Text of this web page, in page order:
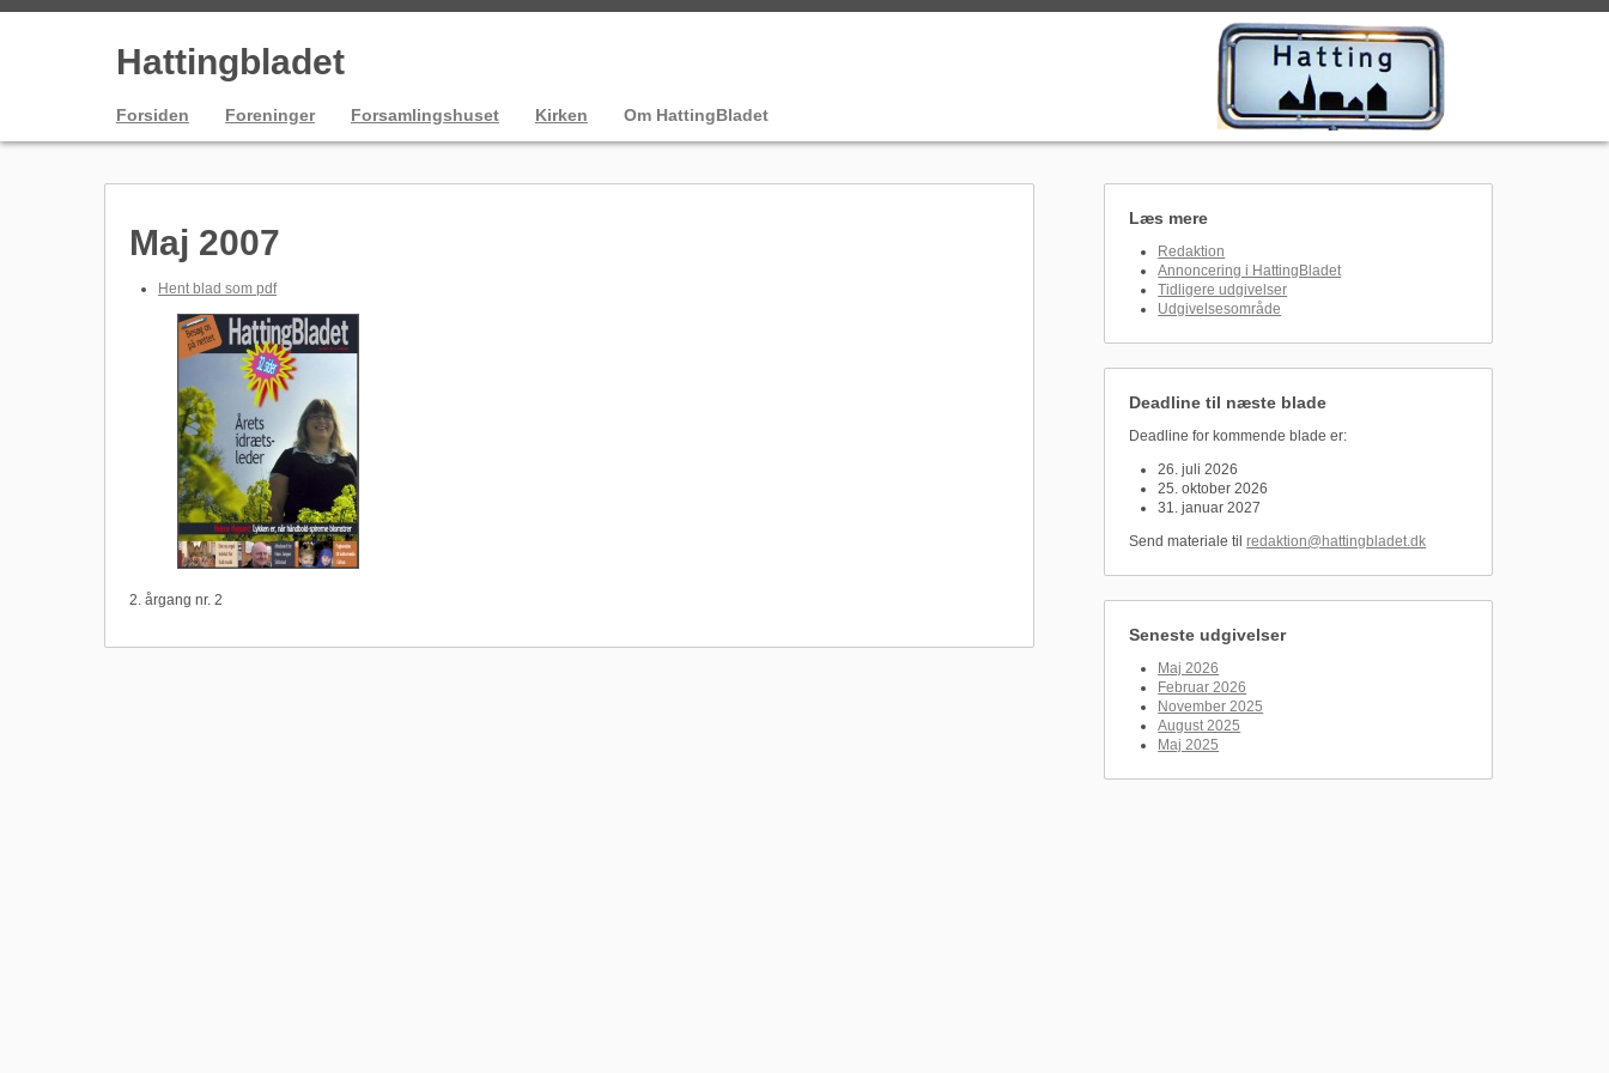
Hattingbladet
Forsiden Foreninger Forsamlingshuset Kirken Om HattingBladet
Maj 2007
Hent blad som pdf
2. årgang nr. 2
Læs mere
Redaktion
Annoncering i HattingBladet
Tidligere udgivelser
Udgivelsesområde
Deadline til næste blade
Deadline for kommende blade er:
26. juli 2026
25. oktober 2026
31. januar 2027
Send materiale tilredaktion@hattingbladet.dk
Seneste udgivelser
Maj 2026
Februar 2026
November 2025
August 2025
Maj 2025